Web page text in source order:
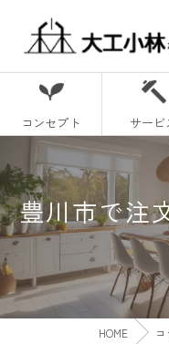
コンセプト サービ
豊川市で注
HOME